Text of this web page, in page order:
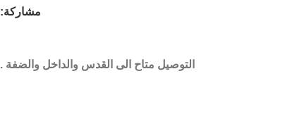
مشاركة:
التوصيل متاح الى القدس والداخل والضفة .